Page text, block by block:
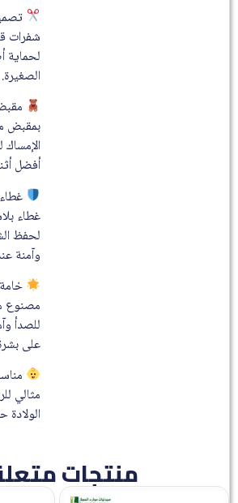
شفرات
لحماية
الصغيرة.
بمقبض
أفضل
غطاء
لحفظ
وآمنة
مصنوع
للصدأ
على
مثالي
منتجات